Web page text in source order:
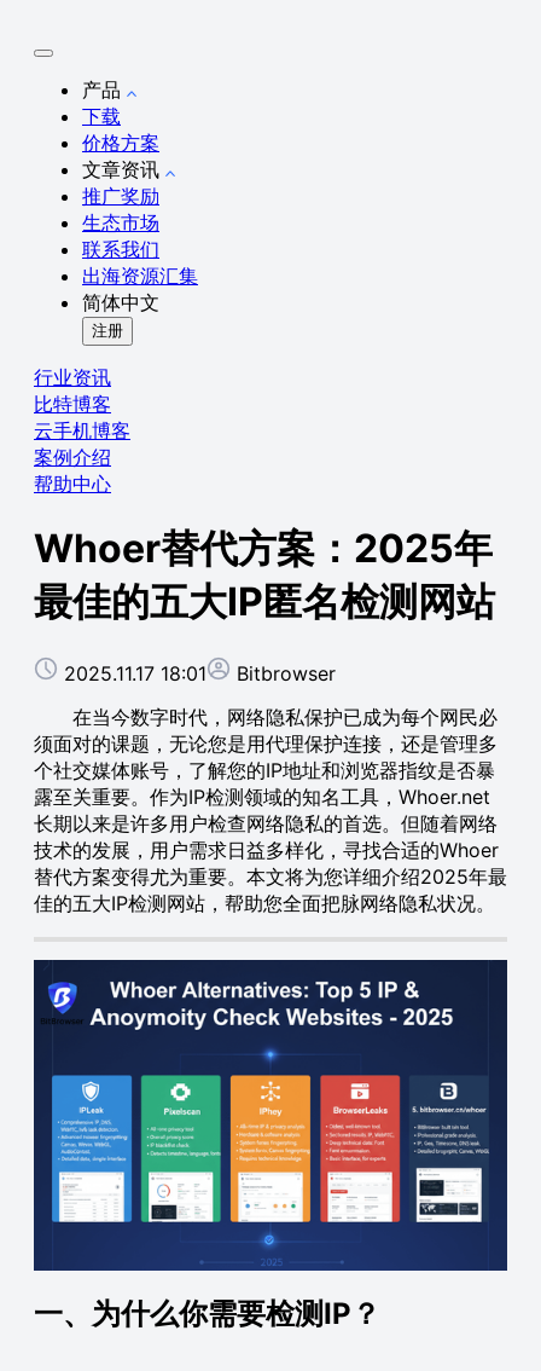
产品
下载
价格方案
文章资讯
推广奖励
生态市场
联系我们
出海资源汇集
简体中文
注册
行业资讯
比特博客
云手机博客
案例介绍
帮助中心
Whoer替代方案：2025年
最佳的五大IP匿名检测网站
2025.11.17 18:01
Bitbrowser
在当今数字时代，网络隐私保护已成为每个网民必
须面对的课题，无论您是用代理保护连接，还是管理多
个社交媒体账号，了解您的IP地址和浏览器指纹是否暴
露至关重要。作为IP检测领域的知名工具，Whoer.net
长期以来是许多用户检查网络隐私的首选。但随着网络
技术的发展，用户需求日益多样化，寻找合适的Whoer
替代方案变得尤为重要。本文将为您详细介绍2025年最
佳的五大IP检测网站，帮助您全面把脉网络隐私状况。
一、为什么你需要检测IP？